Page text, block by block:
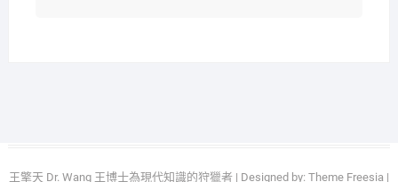
王擎天 Dr. Wang 王博士為現代知識的狩獵者| Designed by: Theme Freesia|